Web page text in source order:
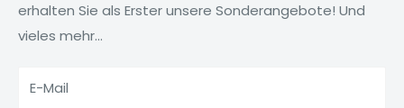
Tablets
Powerbanks
Warum Fonez?
erhalten Sie als Erster unsere Sonderangebote! Und
vieles mehr...
E-Mail